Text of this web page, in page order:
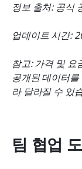
정보 출처: 공식
업데이트 시간:
참고: 가격 및 요
공개된 데이터
라 달라질 수 있
팀 협업